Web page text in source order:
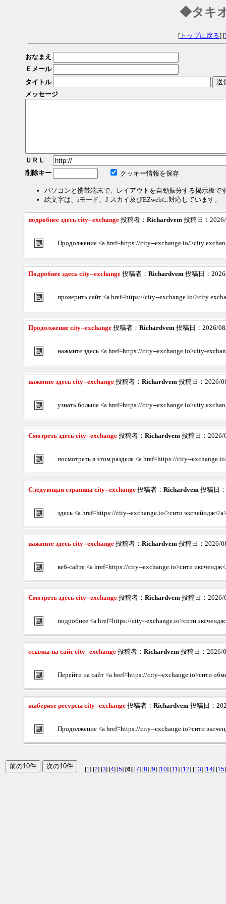
◆タキ
[トップに戻る] [
おなまえ
Ｅメール
タイトル
メッセージ
ＵＲＬ
削除キー
クッキー情報を保存
パソコンと携帯端末で、レイアウトを自動振分する掲示板で
絵文字は、iモード、J-スカイ及びEZwebに対応しています。
подробнее здесь city--exchange 投稿者： Richardvem 投稿日：
Продолжение <a href=https://city--exchange.io/>city
Подробнее здесь city--exchange 投稿者： Richardvem 投稿日：
проверить сайт <a href=https://city--exchange.io/>city
Продолжение city--exchange 投稿者： Richardvem 投稿日：2026/
нажмите здесь <a href=https://city--exchange.io>city-
нажмите здесь city--exchange 投稿者： Richardvem 投稿日：2026/
узнать больше <a href=https://city--exchange.io>city
Смотреть здесь city--exchange 投稿者： Richardvem 投稿日：
посмотреть в этом разделе <a href=https://city--
Следующая страница city--exchange 投稿者： Richardvem 投稿日
здесь <a href=https://city--exchange.io/>сити эксчейндж</
нажмите здесь city--exchange 投稿者： Richardvem 投稿日：2026/
веб-сайте <a href=https://city--exchange.io>сити
Смотреть здесь city--exchange 投稿者： Richardvem 投稿日：
подробнее <a href=https://city--exchange.io>сити
ссылка на сайт city--exchange 投稿者： Richardvem 投稿日：2026/
Перейти на сайт <a href=https://city--exchange.io>сити
выберите ресурсы city--exchange 投稿者： Richardvem 投稿日：
Продолжение <a href=https://city--exchange.io>сити
[1] [2] [3] [4] [5] [6] [7] [8] [9] [10] [11] [12] [13] [14] [15